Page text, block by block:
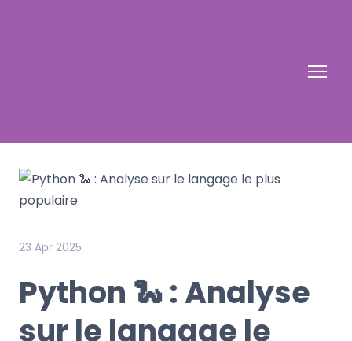
23 Apr 2025
Python 🐍 : Analyse
sur le langage le